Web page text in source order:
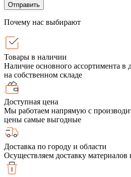
Отправить
Почему нас выбирают
Товары в наличии
Наличие основного ассортимента в
на собственном складе
Доступная цена
Мы работаем напрямую с
цены самые выгодные
Доставка по городу и области
Осуществляем доставку материалов